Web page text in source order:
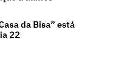
da Bisa” está
22